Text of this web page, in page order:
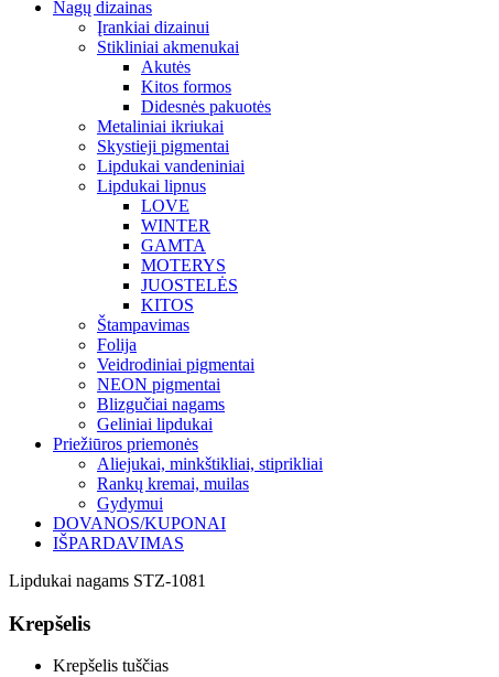
Nagų dizainas
Įrankiai dizainui
Stikliniai akmenukai
Akutės
Kitos formos
Didesnės pakuotės
Metaliniai ikriukai
Skystieji pigmentai
Lipdukai vandeniniai
Lipdukai lipnus
LOVE
WINTER
GAMTA
MOTERYS
JUOSTELĖS
KITOS
Štampavimas
Folija
Veidrodiniai pigmentai
NEON pigmentai
Blizgučiai nagams
Geliniai lipdukai
Priežiūros priemonės
Aliejukai, minkštikliai, stiprikliai
Rankų kremai, muilas
Gydymui
DOVANOS/KUPONAI
IŠPARDAVIMAS
Lipdukai nagams STZ-1081
Krepšelis
Krepšelis tuščias